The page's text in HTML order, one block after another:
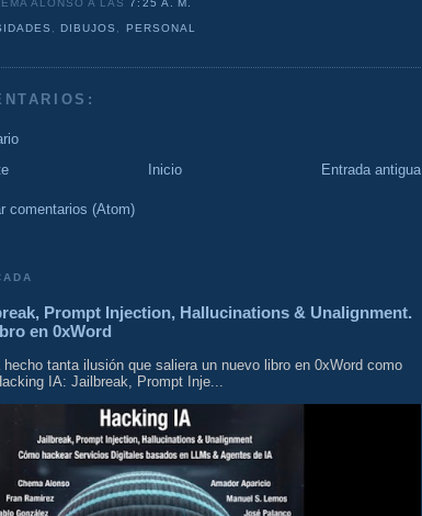
ALONSOA LAS7:25 A. M.
, DIBUJOS , PERSONAL
Entrada antigua
Inicio
comentarios (Atom)
Prompt Injection, Hallucinations & Unalignment.
en 0xWord
tanta ilusión que saliera un nuevo libro en 0xWord como
IA: Jailbreak, Prompt Inje...